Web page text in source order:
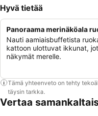
Hyvä tietää
Panoraama merinäköala
Nauti aamiaisbuffetista
kattoon ulottuvat ikkunat,
näkymät merelle.
Tämä yhteenveto on tehty
täysin tarkka.
Vertaa